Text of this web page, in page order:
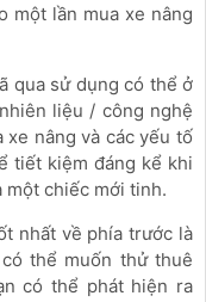
một lần mua xe nâng
qua sử dụng có thể ở
liệu / công nghệ
nâng và các yếu tố
tiết kiệm đáng kể khi
một chiếc mới tinh.
nhất về phía trước là
thể muốn thử thuê
có thể phát hiện ra